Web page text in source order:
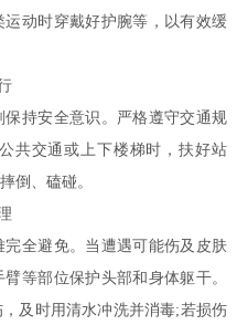
动时穿戴好护腕等，以有效缓
持安全意识。严格遵守交通规
共交通或上下楼梯时，扶好站
倒、磕碰。
全避免。当遭遇可能伤及皮肤
等部位保护头部和身体躯干。
及时用清水冲洗并消毒;若损伤